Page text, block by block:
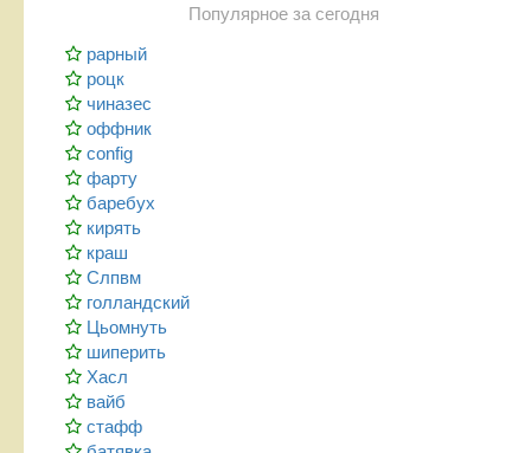
Популярное за сегодня
рарный
роцк
чиназес
оффник
config
фарту
баребух
кирять
краш
Слпвм
голландский
Цьомнуть
шиперить
Хасл
вайб
стафф